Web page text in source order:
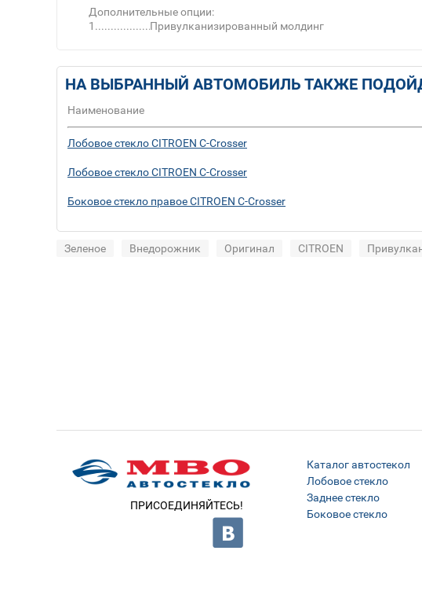
Дополнительные опции:
1
Привулканизированный молдинг
НА ВЫБРАННЫЙ АВТОМОБИЛЬ ТАКЖЕ
Наименование
Лобовое стекло CITROEN C-Crosser
Лобовое стекло CITROEN C-Crosser
Боковое стекло правое CITROEN C-Crosser
Зеленое Внедорожник Оригинал CITROEN
ПРИСОЕДИНЯЙТЕСЬ!
Каталог автостекол
Лобовое стекло
Заднее стекло
Боковое стекло